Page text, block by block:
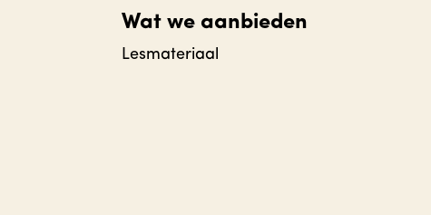
Wat we aanbieden
Lesmateriaal